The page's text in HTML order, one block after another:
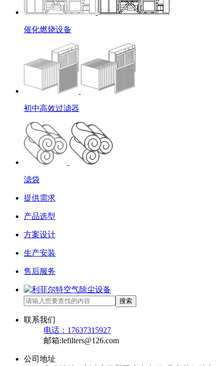
催化燃烧设备
初中高效过滤器
滤袋
提供需求
产品选型
方案设计
生产安装
售后服务
搜索
联系我们
电话：17637315927
邮箱:lefilters@126.com
公司地址